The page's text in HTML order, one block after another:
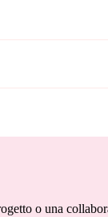
o una